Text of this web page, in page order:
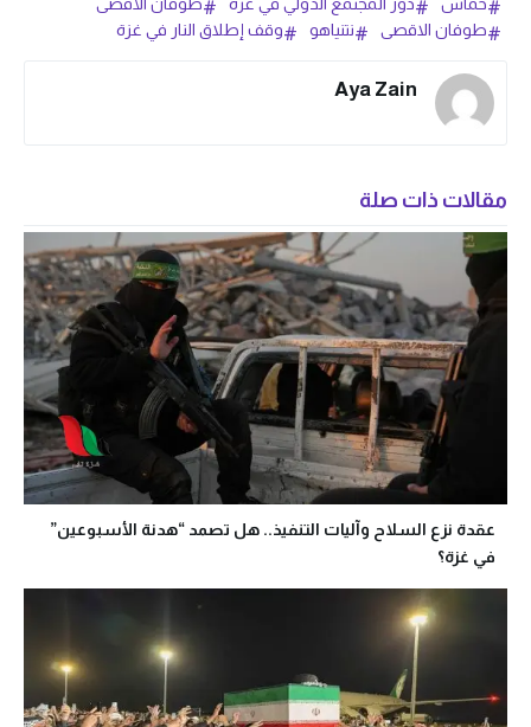
طوفان الاقصى
نتنياهو وقف إطلاق النار في غزة
Aya Zain
مقالات ذات صلة
عقدة نزع السلاح وآليات التنفيذ.. هل تصمد “هدنة الأسبوعين”
في غزة؟